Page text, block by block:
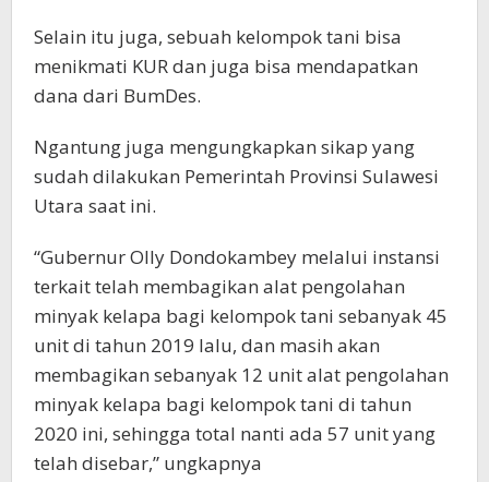
Selain itu juga, sebuah kelompok tani bisa
menikmati KUR dan juga bisa mendapatkan
dana dari BumDes.
Ngantung juga mengungkapkan sikap yang
sudah dilakukan Pemerintah Provinsi Sulawesi
Utara saat ini.
“Gubernur Olly Dondokambey melalui instansi
terkait telah membagikan alat pengolahan
minyak kelapa bagi kelompok tani sebanyak 45
unit di tahun 2019 lalu, dan masih akan
membagikan sebanyak 12 unit alat pengolahan
minyak kelapa bagi kelompok tani di tahun
2020 ini, sehingga total nanti ada 57 unit yang
telah disebar,” ungkapnya